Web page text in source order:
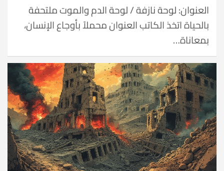
العنوان: لوحة نازفة / لوحة الدم والموت ملتحفة
بالحياة اتخذ الكاتب العنوان محملاً بأوجاع الإنسان،
بمعاناة…